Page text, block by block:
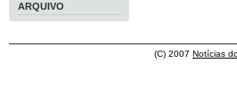
ARQUIVO
(C) 2007 Notícias